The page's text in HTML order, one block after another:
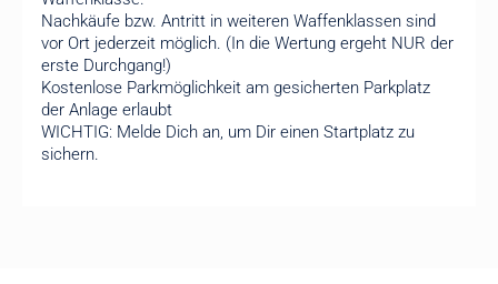
Nachkäufe bzw. Antritt in weiteren Waffenklassen sind
vor Ort jederzeit möglich. (In die Wertung ergeht NUR der
erste Durchgang!)
Kostenlose Parkmöglichkeit am gesicherten Parkplatz
der Anlage erlaubt
WICHTIG: Melde Dich an, um Dir einen Startplatz zu
sichern.